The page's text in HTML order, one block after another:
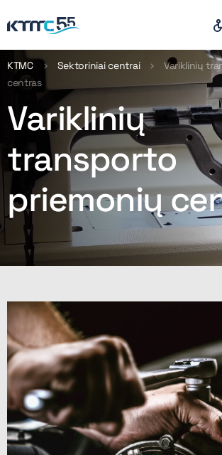
KTMC Sektoriniai centrai
Variklinių
centras
Variklinių
transporto
priemonių